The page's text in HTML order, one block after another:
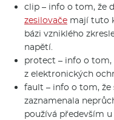
clip – info o tom, že
zesilovače mají tuto
bázi vzniklého
napětí.
protect – info o tom,
z elektronických
fault – info o tom, že
zaznamenala
používá především